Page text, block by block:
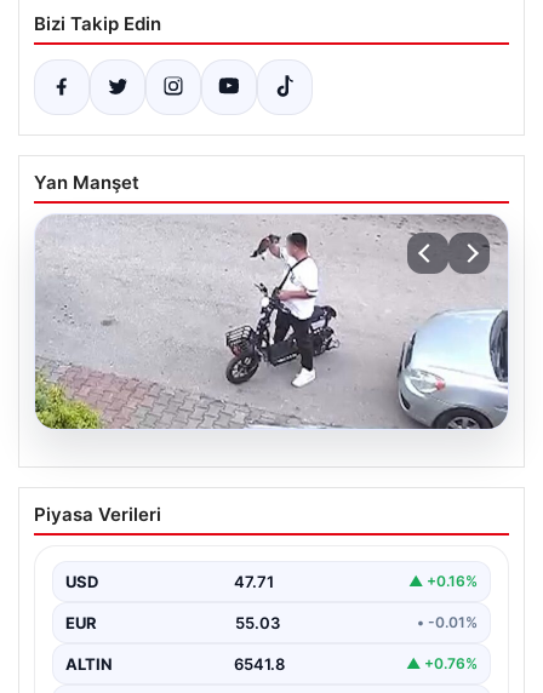
Bizi Takip Edin
Yan Manşet
Bolu’da Vahşet: Yavru Kediye İşlenen
İğrenç Olay Kameralara Yansıdı
günlerde meydana gelen korkutucu olay, bölgedeki
sakinleri derinden sarstı. Elektrikli…
Piyasa Verileri
USD 47.71 ▲ +0.16%
EUR 55.03 • -0.01%
ALTIN 6541.8 ▲ +0.76%